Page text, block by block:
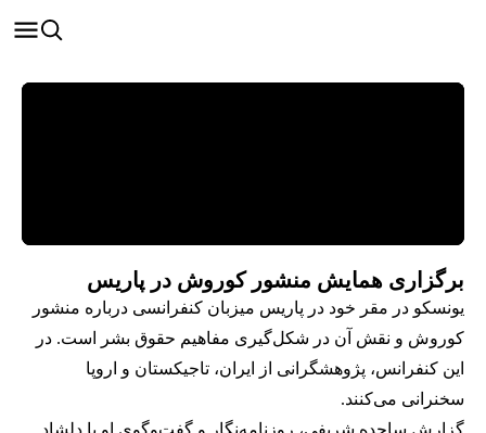
برگزاری همایش منشور کوروش در پاریس
یونسکو در مقر خود در پاریس میزبان کنفرانسی درباره منشور
کوروش و نقش آن در شکل‌گیری مفاهیم حقوق بشر است. در
این کنفرانس، پژوهشگرانی از ایران، تاجیکستان و اروپا
سخنرانی می‌کنند.
گزارش ساجده شریفی، روزنامه‌نگار و گفت‌وگوی او با دلشاد